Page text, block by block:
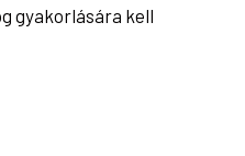
gyakorlására kell